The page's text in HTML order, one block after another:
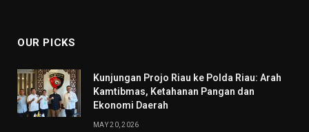
OUR PICKS
Kunjungan Projo Riau ke Polda Riau: Arah
Kamtibmas, Ketahanan Pangan dan
Ekonomi Daerah
MAY 20, 2026